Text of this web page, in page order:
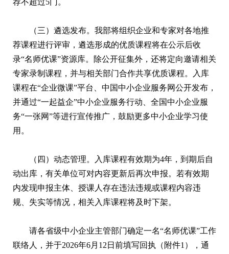
（三）遴选发布。我部将组织企业和专家对各地推
荐课程进行评审，遴选形成的优质课程将在公示后收
录“名师优课”资源库。除公开征集外，还将定向邀请相关
专家录制课程，并与相关部门合作共享优质课程。入库
课程在“企业微课”平台、中国中小企业服务网公开发布，
并通过“一起益企”中小企业服务行动、全国中小企业服
务“一张网”等进行宣传推广，鼓励更多中小企业学习使
用。
（四）动态管理。入库课程有效期为4年，到期后自
动出库，有关单位可对内容更新后再次申报。若有效期
内发现申报主体、授课人存在违法违规或课程内容违
规、失实等情况，相关入库课程将及时下架。
请各省级中小企业主管部门确定一名“名师优课”工作
联络人，并于2026年6月12日前填写回执（附件1），通